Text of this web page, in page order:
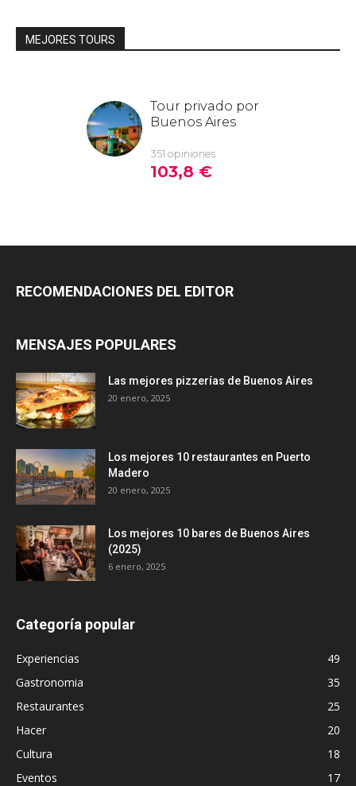
MEJORES TOURS
RECOMENDACIONES DEL EDITOR
MENSAJES POPULARES
Las mejores pizzerías de Buenos Aires
20 enero, 2025
Los mejores 10 restaurantes en Puerto
Madero
20 enero, 2025
Los mejores 10 bares de Buenos Aires
(2025)
6 enero, 2025
Categoría popular
Experiencias
49
Gastronomia
35
Restaurantes
25
Hacer
20
Cultura
18
Eventos
17